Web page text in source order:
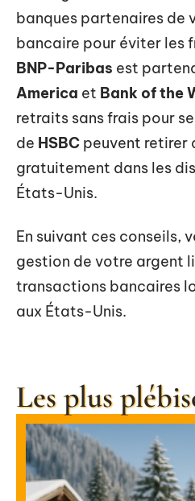
banques partenaires de
bancaire pour éviter les
BNP-Paribas est
America et Bank of the
retraits sans frais pour
de HSBC peuvent retirer
gratuitement dans les
États-Unis.
En suivant ces conseils,
gestion de votre argent
transactions bancaires
aux États-Unis.
Les plus